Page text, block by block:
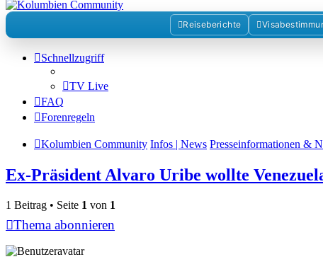
Reiseberichte
Schnellzugriff
TV Live
FAQ
Forenregeln
Kolumbien Community Infos | News Presseinformationen &
Ex-Prä­si­dent Alvaro Uribe wollte
1 Beitrag • Seite 1 von 1
Thema abonnieren